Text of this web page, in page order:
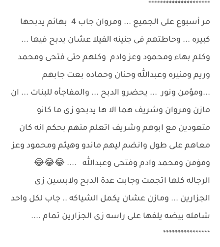
*********************
مر أسبوع على الجميع ... ومروان جاب 4 بهائم يدبحها
كبيره ... وحاطتهم فى جنينه الفيلا عشان يدبح فيها ...
وكلم بهاء ومحمود وعز وادم وكلهم حتى فتحى ومحمد
وريم ومنيره وعبدالله وحنان وحماده بعت جابهم
...ومؤمن ونور ... يحضرو الدبح ... والمفاجأه للبنات ... ان
مازن ومروان وشريف هما الا ها يدبحو زى ما كانو
متعودين مع ابوهم وشريف اتعلم منهم بحكم انه كان
معاهم على طول وانضم ليهم ماندو وهيثم ومحمود وعز
ومؤمن ومحمد وادم وفتحى وعبدالله .... 😂😂😂
الرجاله كلها اتجمت وجابت عدة الدبح ولابسين زى
الجزارين ... ومازن عشان يكمل الشياكه .. جاب لكل واحد
شامله بيضه يلفها على راسه زى الجزارين تمام ....
****************